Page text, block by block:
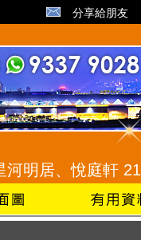
分享給朋友
庭軒 2116 8008 /